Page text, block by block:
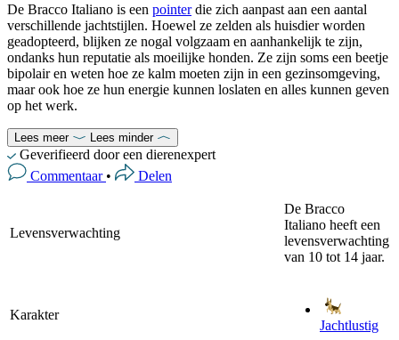
De Bracco Italiano is een pointerdie zich aanpast aan een aantal
verschillende jachtstijlen. Hoewel ze zelden als huisdier worden
geadopteerd, blijken ze nogal volgzaam en aanhankelijk te zijn,
ondanks hun reputatie als moeilijke honden. Ze zijn soms een beetje
bipolair en weten hoe ze kalm moeten zijn in een gezinsomgeving,
maar ook hoe ze hun energie kunnen loslaten en alles kunnen geven
op het werk.
Lees meer Lees minder
Geverifieerd door een dierenexpert
Commentaar • Delen
Levensverwachting
De Bracco
Italiano heeft een
levensverwachting
van 10 tot 14 jaar.
Karakter
Jachtlustig